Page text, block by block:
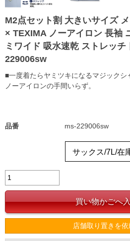
M2点セット割 大きいサイズ
× TEXIMA ノーアイロン 長袖
ミワイド 吸水速乾 ストレッ
229006sw
■一度着たらヤミツキになるマジック
ノーアイロンの手間いらず。
品番 ms-229006sw
店舗取り置きを依